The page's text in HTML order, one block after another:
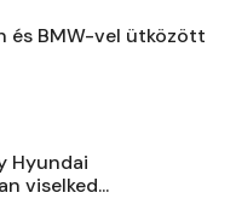
és BMW-vel ütközött
Hyundai
viselked...